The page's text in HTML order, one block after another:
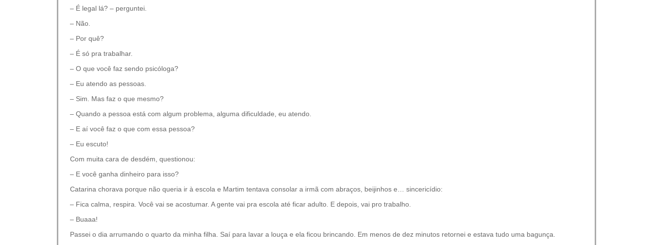
– É legal lá? – perguntei.
– Não.
– Por quê?
– É só pra trabalhar.
– O que você faz sendo psicóloga?
– Eu atendo as pessoas.
– Sim. Mas faz o que mesmo?
– Quando a pessoa está com algum problema, alguma dificuldade, eu atendo.
– E aí você faz o que com essa pessoa?
– Eu escuto!
Com muita cara de desdém, questionou:
– E você ganha dinheiro para isso?
Catarina chorava porque não queria ir à escola e Martim tentava consolar a irmã com abraços, beijinhos e… sincericídio:
– Fica calma, respira. Você vai se acostumar. A gente vai pra escola até ficar adulto. E depois, vai pro trabalho.
– Buaaa!
Passei o dia arrumando o quarto da minha filha. Saí para lavar a louça e ela ficou brincando. Em menos de dez minutos retornei e estava tudo uma bagunça.